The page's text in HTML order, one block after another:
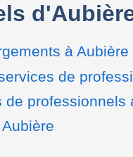
à Aubière
de
de professionnels